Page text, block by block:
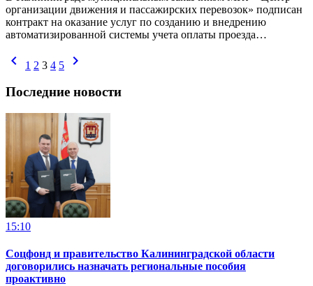
организации движения и пассажирских перевозок» подписан
контракт на оказание услуг по созданию и внедрению
автоматизированной системы учета оплаты проезда…
chevron_left 1 2 3 4 5 chevron_right
Последние новости
15:10
Соцфонд и правительство Калининградской области
договорились назначать региональные пособия
проактивно